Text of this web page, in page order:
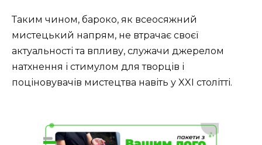
Таким чином, бароко, як всеосяжний
мистецький напрям, не втрачає своєї
актуальності та впливу, служачи джерелом
натхнення і стимулом для творців і
поціновувачів мистецтва навіть у XXI столітті.